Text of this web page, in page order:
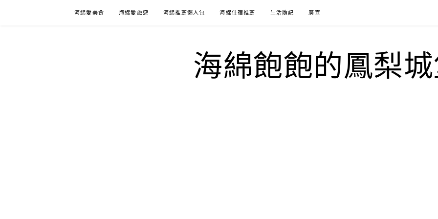
海綿愛美食 海綿愛旅遊 海綿推薦懶人包 海綿住宿推薦 生活隨記 廣宣
海綿飽飽的鳳梨